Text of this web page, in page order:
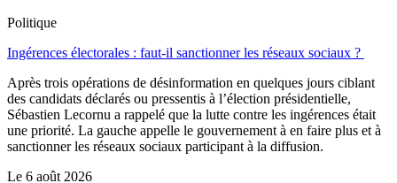
Politique
Ingérences électorales : faut-il sanctionner les réseaux sociaux ?
Après trois opérations de désinformation en quelques jours ciblant
des candidats déclarés ou pressentis à l’élection présidentielle,
Sébastien Lecornu a rappelé que la lutte contre les ingérences était
une priorité. La gauche appelle le gouvernement à en faire plus et à
sanctionner les réseaux sociaux participant à la diffusion.
Le 6 août 2026